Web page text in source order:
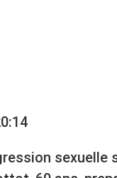
sexuelle